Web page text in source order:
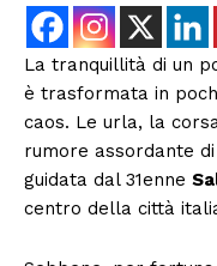
La tranquillità di un
è trasformata in
caos. Le urla, la
rumore assordante
guidata dal 31enne
centro della città